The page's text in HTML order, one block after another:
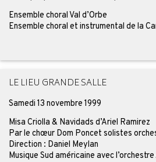
Ensemble choral Val d’Orbe
Ensemble choral et instrumental de la
LE LIEU GRANDE SALLE
Samedi 13 novembre 1999
Misa Criolla & Navidads d’Ariel Ramirez
Par le chœur Dom Poncet solistes
Direction : Daniel Meylan
Musique Sud américaine avec